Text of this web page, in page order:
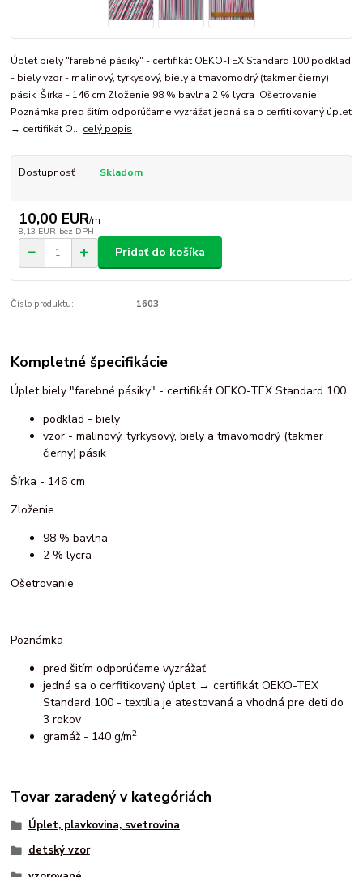
Úplet biely "farebné pásiky" - certifikát OEKO-TEX Standard 100 podklad
- biely vzor - malinový, tyrkysový, biely a tmavomodrý (takmer čierny)
pásik Šírka - 146 cm Zloženie 98 % bavlna 2 % lycra Ošetrovanie
Poznámka pred šitím odporúčame vyzrážať jedná sa o cerfitikovaný úplet
→ certifikát O... celý popis
Dostupnosť Skladom
10,00 EUR/m
8,13 EUR bez DPH
Pridať do košíka
Číslo produktu: 1603
Kompletné špecifikácie
Úplet biely "farebné pásiky" - certifikát OEKO-TEX Standard 100
podklad - biely
vzor - malinový, tyrkysový, biely a tmavomodrý (takmer
čierny) pásik
Šírka - 146 cm
Zloženie
98 % bavlna
2 % lycra
Ošetrovanie
Poznámka
pred šitím odporúčame vyzrážať
jedná sa o cerfitikovaný úplet → certifikát OEKO-TEX
Standard 100 - textília je atestovaná a vhodná pre deti do
3 rokov
gramáž - 140 g/m2
Tovar zaradený v kategóriách
Úplet, plavkovina, svetrovina
detský vzor